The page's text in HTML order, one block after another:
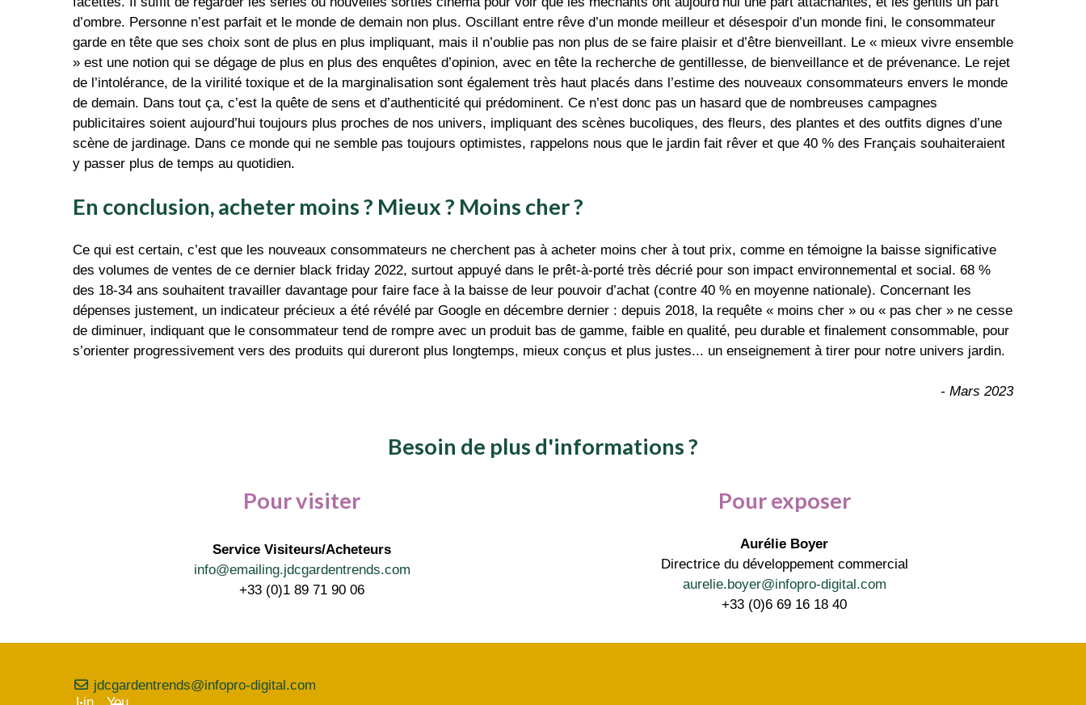
d’ombre. Personne n’est parfait et le monde de demain non plus. Oscillant entre rêve d’un monde meilleur et désespoir d’un monde fini, le consommateur
garde en tête que ses choix sont de plus en plus impliquant, mais il n’oublie pas non plus de se faire plaisir et d’être bienveillant. Le « mieux vivre ensemble
» est une notion qui se dégage de plus en plus des enquêtes d’opinion, avec en tête la recherche de gentillesse, de bienveillance et de prévenance. Le rejet
de l’intolérance, de la virilité toxique et de la marginalisation sont également très haut placés dans l’estime des nouveaux consommateurs envers le monde
de demain. Dans tout ça, c’est la quête de sens et d’authenticité qui prédominent. Ce n’est donc pas un hasard que de nombreuses campagnes
publicitaires soient aujourd’hui toujours plus proches de nos univers, impliquant des scènes bucoliques, des fleurs, des plantes et des outfits dignes d’une
scène de jardinage. Dans ce monde qui ne semble pas toujours optimistes, rappelons nous que le jardin fait rêver et que 40 % des Français souhaiteraient
y passer plus de temps au quotidien.
En conclusion, acheter moins ? Mieux ? Moins cher ?
Ce qui est certain, c’est que les nouveaux consommateurs ne cherchent pas à acheter moins cher à tout prix, comme en témoigne la baisse significative
des volumes de ventes de ce dernier black friday 2022, surtout appuyé dans le prêt-à-porté très décrié pour son impact environnemental et social. 68 %
des 18-34 ans souhaitent travailler davantage pour faire face à la baisse de leur pouvoir d’achat (contre 40 % en moyenne nationale). Concernant les
dépenses justement, un indicateur précieux a été révélé par Google en décembre dernier : depuis 2018, la requête « moins cher » ou « pas cher » ne cesse
de diminuer, indiquant que le consommateur tend de rompre avec un produit bas de gamme, faible en qualité, peu durable et finalement consommable, pour
s’orienter progressivement vers des produits qui dureront plus longtemps, mieux conçus et plus justes... un enseignement à tirer pour notre univers jardin.
- Mars 2023
Besoin de plus d'informations ?
Pour visiter
Service Visiteurs/Acheteurs
info@emailing.jdcgardentrends.com
+33 (0)1 89 71 90 06
Pour exposer
Aurélie Boyer
Directrice du développement commercial
aurelie.boyer@infopro-digital.com
+33 (0)6 69 16 18 40
jdcgardentrends@infopro-digital.com